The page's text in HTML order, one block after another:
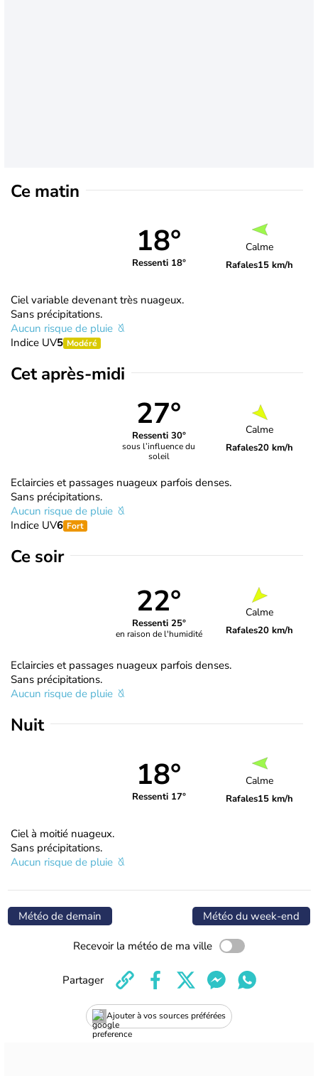
Ce matin
18°
Ressenti 18°
Calme
Rafales15 km/h
Ciel variable devenant très nuageux.
Sans précipitations.
Aucun risque de pluie
Indice UV5 Modéré
Cet après-midi
27°
Ressenti 30°
sous l’influence du
soleil
Calme
Rafales20 km/h
Eclaircies et passages nuageux parfois denses.
Sans précipitations.
Aucun risque de pluie
Indice UV6 Fort
Ce soir
22°
Ressenti 25°
en raison de l'humidité
Calme
Rafales20 km/h
Eclaircies et passages nuageux parfois denses.
Sans précipitations.
Aucun risque de pluie
Nuit
18°
Ressenti 17°
Calme
Rafales15 km/h
Ciel à moitié nuageux.
Sans précipitations.
Aucun risque de pluie
Météo de demain Météo du week-end
Recevoir la météo de ma ville
Ajouter à vos sources préférées
Partager